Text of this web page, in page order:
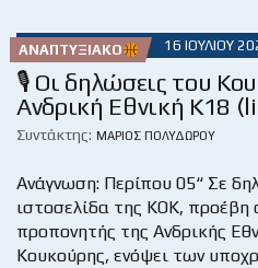
ΑΝΑΠΤΥΞΙΑΚΌ 16 ΙΟΥΛΊΟΥ
🎙 Οι δηλώσεις του
Ανδρική Εθνική Κ18
Συντάκτης: ΜΆΡΙΟΣ ΠΟΛΥΔΏΡΟΥ
Ανάγνωση: Περίπου 05“ Σε
ιστοσελίδα της ΚΟΚ, προέβη
προπονητής της Ανδρικής
Κουκούρης, ενόψει των